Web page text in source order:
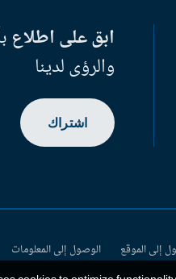
ابق على اطلاع
والرؤى لدينا
اشتراك
إلى الموقع الوصول إلى المعلومات